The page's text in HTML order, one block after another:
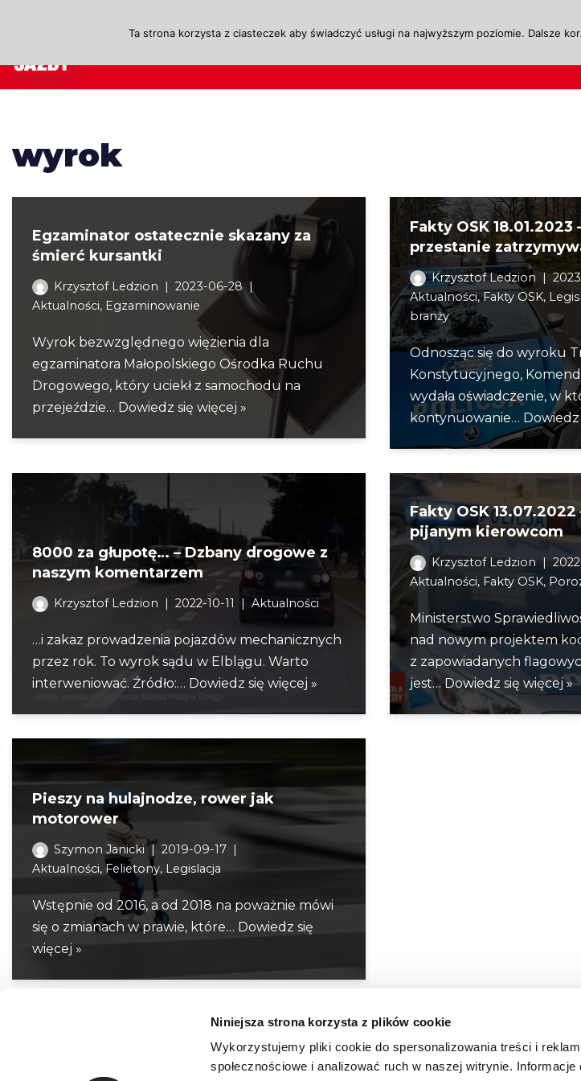
Niniejsza strona korzysta z plików cookie
Wykorzystujemy pliki cookie do spersonalizowania treści i
społecznościowe i analizować ruch w naszej witrynie.
do
treści
wyrok
Egzaminator ostatecznie skazany za
śmierć kursantki
Krzysztof Ledzion
2023-06-28
Aktualności, Egzaminowanie
Wyrok bezwzględnego więzienia dla
egzaminatora Małopolskiego Ośrodka Ruchu
Drogowego, który uciekł z samochodu na
przejeździe… Dowiedz się więcej »
Fakty OSK 18.01.2023
przestanie
Krzysztof Ledzion
Aktualności,Fakty OSK,
branży
Odnosząc się do wyroku
Konstytucyjnego,
wydała oświadczenie, w
kontynuowanie… Dowiedz
8000 za głupotę… – Dzbany drogowe z
naszym komentarzem
Krzysztof Ledzion 2022-10-11 Aktualności
…i zakaz prowadzenia pojazdów mechanicznych
przez rok. To wyrok sądu w Elblągu. Warto
interweniować. Źródło:… Dowiedz się więcej »
Fakty OSK
pijanym kierowcom
Krzysztof Ledzion
Aktualności, Fakty OSK,
Ministerstwo
nad nowym projektem
z zapowiadanych
jest… Dowiedz się więcej »
Pieszy na hulajnodze, rower jak
motorower
Szymon Janicki
2019-09-17
Aktualności, Felietony, Legislacja
Wstępnie od 2016, a od 2018 na poważnie mówi
się o zmianach w prawie, które… Dowiedz się
więcej »
Ta strona korzysta z ciasteczek aby świadczyć usługi na najwyższym poziomie. Dalsze